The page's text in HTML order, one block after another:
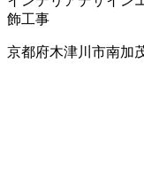
飾工事
京都府木津川市南加